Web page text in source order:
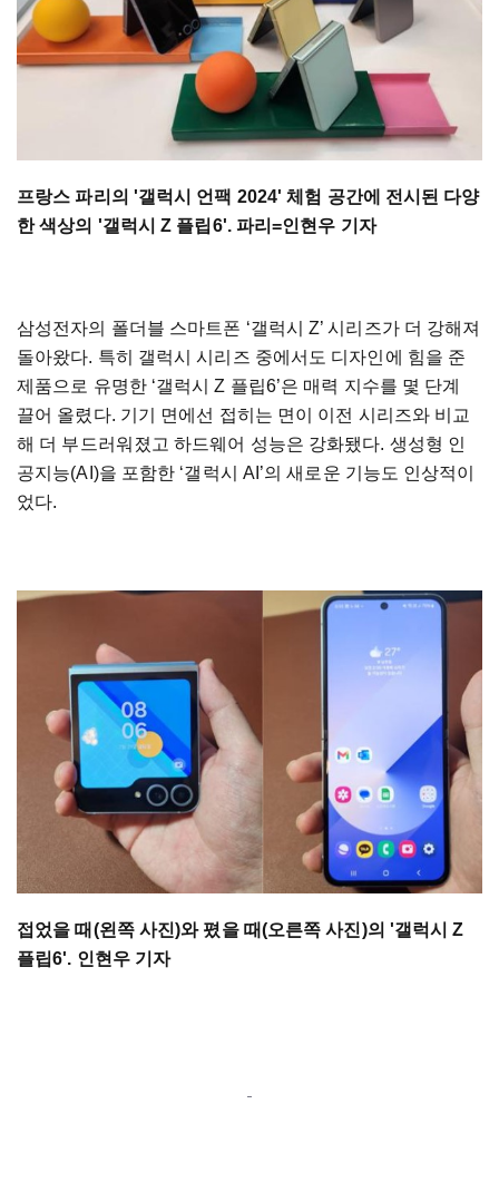
프랑스 파리의 '갤럭시 언팩 2024' 체험 공간에 전시된 다양
한 색상의 '갤럭시 Z 플립6'. 파리=인현우 기자
삼성전자의 폴더블 스마트폰 ‘갤럭시 Z’ 시리즈가 더 강해져
돌아왔다. 특히 갤럭시 시리즈 중에서도 디자인에 힘을 준
제품으로 유명한 ‘갤럭시 Z 플립6’은 매력 지수를 몇 단계
끌어 올렸다. 기기 면에선 접히는 면이 이전 시리즈와 비교
해 더 부드러워졌고 하드웨어 성능은 강화됐다. 생성형 인
공지능(AI)을 포함한 ‘갤럭시 AI’의 새로운 기능도 인상적이
었다.
접었을 때(왼쪽 사진)와 폈을 때(오른쪽 사진)의 '갤럭시 Z
플립6'. 인현우 기자